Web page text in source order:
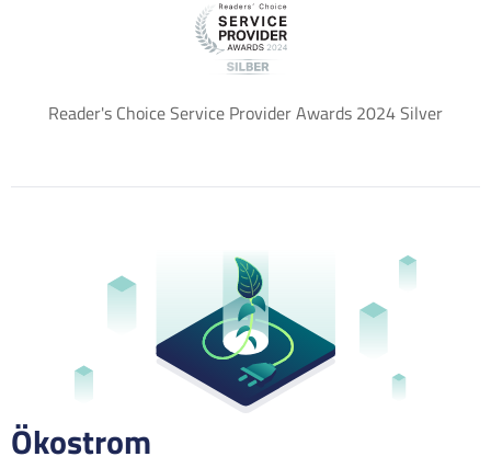
Reader's Choice Service Provider Awards 2024 Silver
Ökostrom